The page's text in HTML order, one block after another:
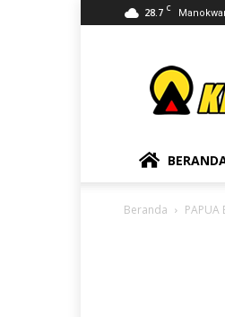
28.7 C
Beranda PAPUA